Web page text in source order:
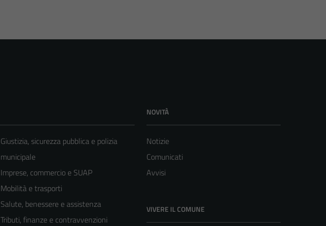
Giustizia, sicurezza pubblica e polizia
municipale
Imprese, commercio e SUAP
Mobilità e trasporti
Salute, benessere e assistenza
Tributi, finanze e contravvenzioni
NOVITÀ
Notizie
Comunicati
Avvisi
VIVERE IL COMUNE